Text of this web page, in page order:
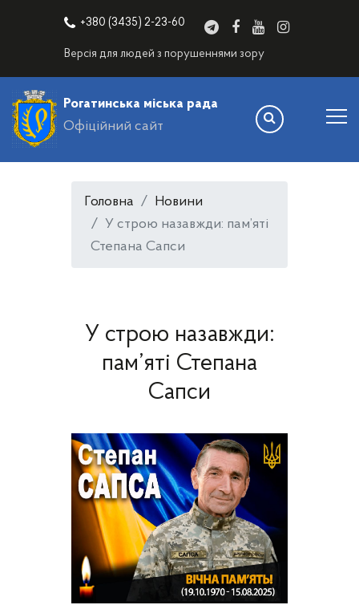
+380 (3435) 2-23-60
Версія для людей з порушеннями зору
Рогатинська міська рада
Офіційний сайт
Головна
Новини
У строю назавжди: пам’яті
Степана Сапси
У строю назавжди:
пам’яті Степана
Сапси